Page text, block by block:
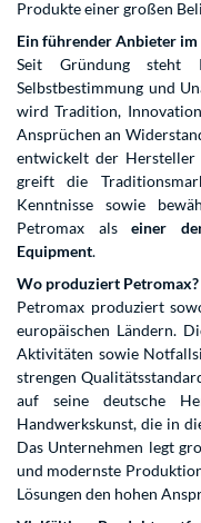
Produkte einer großen
Ein führender Anbieter
Seit Gründung steht
Selbstbestimmung und
wird Tradition,
Ansprüchen an
entwickelt der Hersteller
greift die
Kenntnisse sowie
Petromax alseiner
Equipment.
Wo produziert Petromax?
Petromax produziert
europäischen Ländern.
Aktivitäten sowie
strengen
auf seine deutsche
Handwerkskunst, die in
Das Unternehmen legt
und modernste
Lösungen den hohen